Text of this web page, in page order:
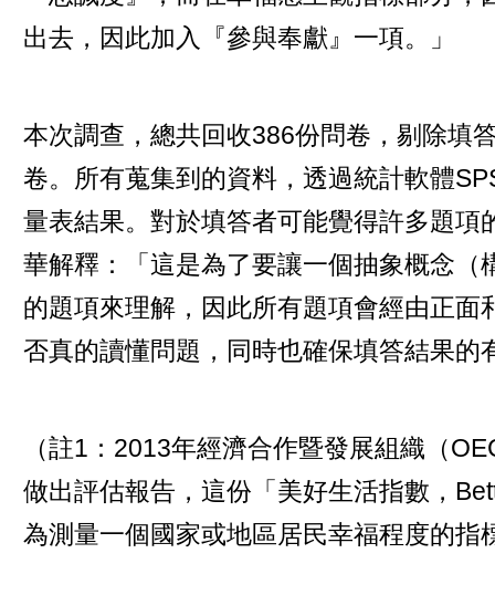
出去，因此加入『參與奉獻』一項。」
本次調查，總共回收386份問卷，剔除填
卷。所有蒐集到的資料，透過統計軟體
量表結果。對於填答者可能覺得許多題項
華解釋：「這是為了要讓一個抽象概念（
的題項來理解，因此所有題項會經由正
否真的讀懂問題，同時也確保填答結果的
（註1：2013年經濟合作暨發展組織（
做出評估報告，這份「美好生活指數，
為測量一個國家或地區居民幸福程度的指